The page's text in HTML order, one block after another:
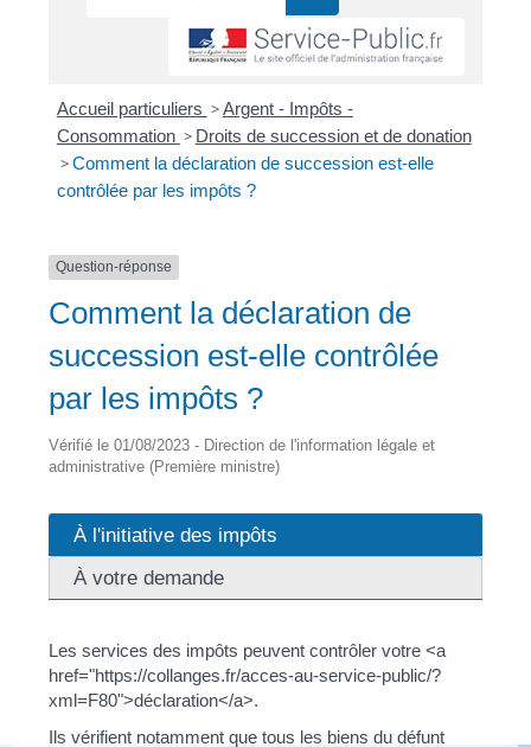
Accueil particuliers >Argent - Impôts -
Consommation > Droits de succession et de donation
>Comment la déclaration de succession est-elle
contrôlée par les impôts ?
Question-réponse
Comment la déclaration de
succession est-elle contrôlée
par les impôts ?
Vérifié le 01/08/2023 - Direction de l'information légale et
administrative (Première ministre)
À l'initiative des impôts
À votre demande
Les services des impôts peuvent contrôler votre <a
href="https://collanges.fr/acces-au-service-public/?
xml=F80">déclaration</a>.
Ils vérifient notamment que tous les biens du défunt